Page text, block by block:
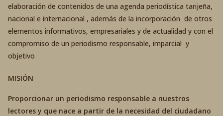
elaboración de contenidos de una agenda periodística tarijeña,
nacional e internacional , además de la incorporación de otros
elementos informativos, empresariales y de actualidad y con el
compromiso de un periodismo responsable, imparcial y
objetivo
MISIÓN
Proporcionar un periodismo responsable a nuestros
lectores y que nace a partir de la necesidad del ciudadano